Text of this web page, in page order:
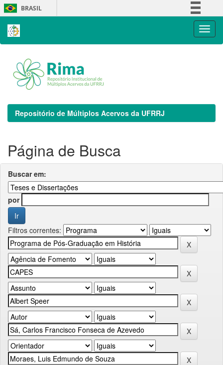
Skip
navigation
BRASIL
Repositório de Múltiplos Acervos da UFRRJ
Página de Busca
Buscar em:
por
Filtros correntes: